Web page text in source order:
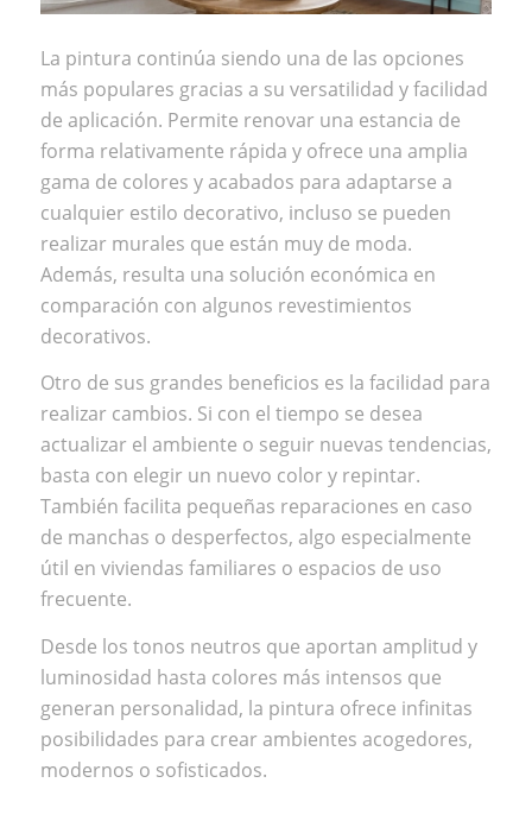
La pintura continúa siendo una de las opciones
más populares gracias a su versatilidad y facilidad
de aplicación. Permite renovar una estancia de
forma relativamente rápida y ofrece una amplia
gama de colores y acabados para adaptarse a
cualquier estilo decorativo, incluso se pueden
realizar murales que están muy de moda.
Además, resulta una solución económica en
comparación con algunos revestimientos
decorativos.
Otro de sus grandes beneficios es la facilidad para
realizar cambios. Si con el tiempo se desea
actualizar el ambiente o seguir nuevas tendencias,
basta con elegir un nuevo color y repintar.
También facilita pequeñas reparaciones en caso
de manchas o desperfectos, algo especialmente
útil en viviendas familiares o espacios de uso
frecuente.
Desde los tonos neutros que aportan amplitud y
luminosidad hasta colores más intensos que
generan personalidad, la pintura ofrece infinitas
posibilidades para crear ambientes acogedores,
modernos o sofisticados.